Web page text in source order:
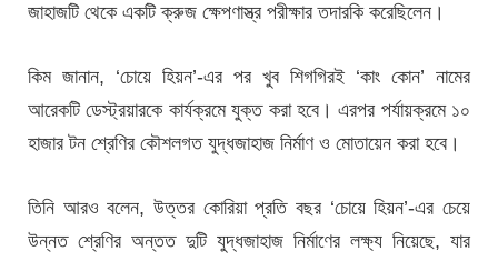
জাহাজটি থেকে একটি ক্রুজ ক্ষেপণাস্ত্র পরীক্ষার তদারকি করেছিলেন।
কিম জানান, ‘চোয়ে হিয়ন’-এর পর খুব শিগগিরই ‘কাং কোন’ নামের
আরেকটি ডেস্ট্রয়ারকে কার্যক্রমে যুক্ত করা হবে। এরপর পর্যায়ক্রমে ১০
হাজার টন শ্রেণির কৌশলগত যুদ্ধজাহাজ নির্মাণ ও মোতায়েন করা হবে।
তিনি আরও বলেন, উত্তর কোরিয়া প্রতি বছর ‘চোয়ে হিয়ন’-এর চেয়ে
উন্নত শ্রেণির অন্তত দুটি যুদ্ধজাহাজ নির্মাণের লক্ষ্য নিয়েছে, যার